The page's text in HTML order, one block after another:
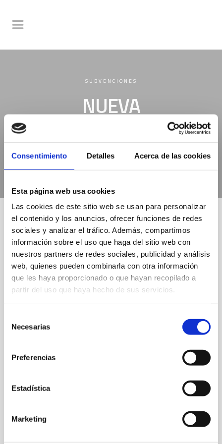
Consentimiento Detalles Acerca de las cookies
Esta página web usa cookies
Las cookies de este sitio web se usan para personalizar
el contenido y los anuncios, ofrecer funciones de redes
sociales y analizar el tráfico. Además, compartimos
información sobre el uso que haga del sitio web con
nuestros partners de redes sociales, publicidad y análisis
web, quienes pueden combinarla con otra información
que les haya proporcionado o que hayan recopilado a
partir del uso que haya hecho de sus servicios.
Necesarias
Preferencias
Estadística
Marketing
SUBVENCIONES
NUEVA
OPORTUNIDAD
TR790A
(enlace a la publicación en el Diario Oficial de